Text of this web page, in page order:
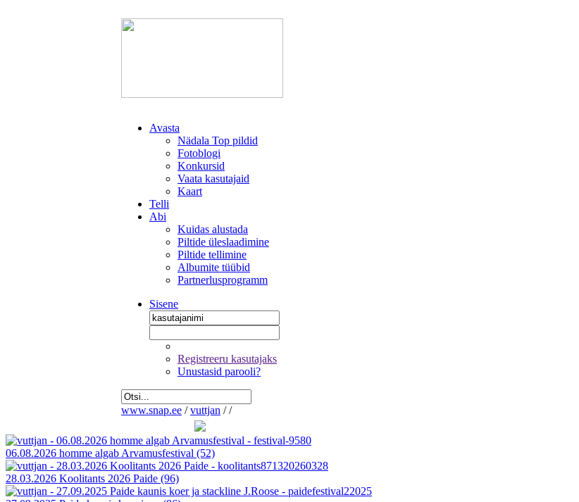
Avasta
Nädala Top pildid
Fotoblogi
Konkursid
Vaata kasutajaid
Kaart
Telli
Abi
Kuidas alustada
Piltide üleslaadimine
Piltide tellimine
Albumite tüübid
Partnerlusprogramm
Sisene
Registreeru kasutajaks
Unustasid parooli?
www.snap.ee / vuttjan / /
06.08.2026 homme algab Arvamusfestival (52)
28.03.2026 Koolitants 2026 Paide (96)